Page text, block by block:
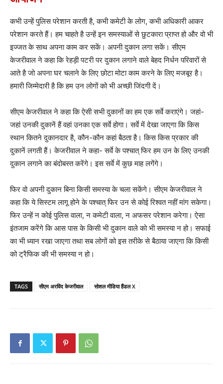
कभी उन्हें पुलिस परेशान करती है, कभी कमेटी के लोग, कभी अधिकारी आकर
परेशान करते हैं। हम चाहते है उन्हें इन समस्याओं से छुटकारा प्राप्त हो और वो भी
इज्जत के साथ अपना काम कर सकें। अपनी दुकान लगा सकें। सीएम
केजरीवाल ने कहा कि रेहड़ी पटरी पर दुकान लगाने वाले बेहद निर्धन परिवारों से
आते है जो अपना घर चलाने के लिए छोटा मोटा काम करने के लिए मजबूर है।
हमारी जिम्मेदारी है कि हम उन लोगों को भी अच्छी जिंदगी दें।
सीएम केजरीवाल ने कहा कि ऐसी सभी दुकानों का हम एक सर्वे कराएंगे। जहां-
जहां उनकी दुकानें हैं वहां उनका एक सर्वे होगा। सर्वे में देखा जाएगा कि किस
स्थान कितने दुकानदार है, कौन-कौन कहां बैठता है। किस किस प्रकार की
दुकानें लगती हैं। केजरीवाल ने कहा- सर्वे के पश्चात् फिर हम उन के लिए उनकी
दुकान लगाने का बंदोबस्त करेंगे। इस सर्वे में कुछ माह लगेंगे।
फिर वो अपनी दुकान बिना किसी समस्या के चला सकेंगे। सीएम केजरीवाल ने
कहा कि ये सिस्टम लागू होने के पश्चात् फिर उन से कोई रिश्वत नहीं मांग सकेगा।
फिर उन्हें न कोई पुलिस वाला, न कमेटी वाला, न अफसर परेशान करेगा। ऐसा
इंतजाम करेंगे कि आस पास के किसी भी दुकान वाले को भी समस्या न हो। सफाई
का भी ध्यान रखा जाएगा तथा सब लोगों को इस तरीके से बैठाया जाएगा कि किसी
को ट्रैफिक की भी समस्या न हो।
TAGS सीएम अरविंद केजरीवाल सोशल मीडिया हैंडल X